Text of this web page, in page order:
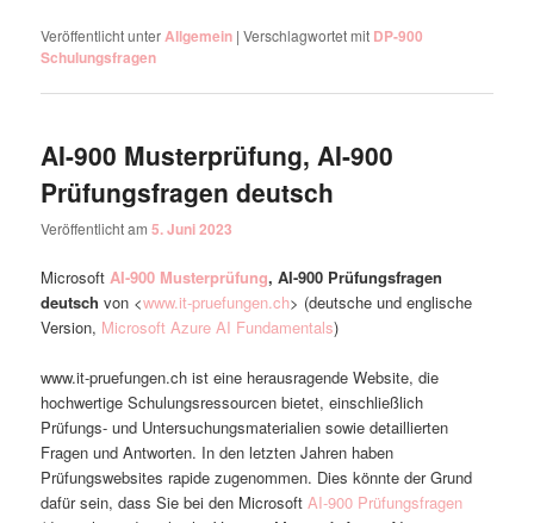
Veröffentlicht unterAllgemein |Verschlagwortet mit DP-900
Schulungsfragen
AI-900 Musterprüfung, AI-900
Prüfungsfragen deutsch
Veröffentlicht am5. Juni 2023
MicrosoftAI-900 Musterprüfung, AI-900 Prüfungsfragen
deutsch von <www.it-pruefungen.ch> (deutsche und englische
Version, Microsoft Azure AI Fundamentals)
www.it-pruefungen.ch ist eine herausragende Website, die
hochwertige Schulungsressourcen bietet, einschließlich
Prüfungs- und Untersuchungsmaterialien sowie detaillierten
Fragen und Antworten. In den letzten Jahren haben
Prüfungswebsites rapide zugenommen. Dies könnte der Grund
dafür sein, dass Sie bei den MicrosoftAI-900 Prüfungsfragen